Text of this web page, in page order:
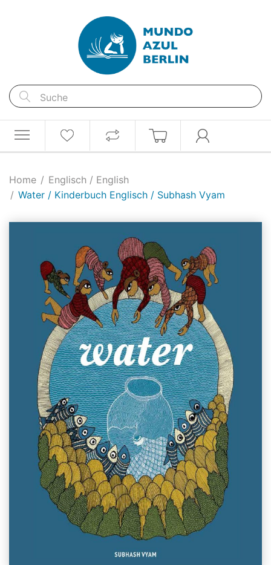
Home
Englisch / English
Water / Kinderbuch Englisch / Subhash Vyam